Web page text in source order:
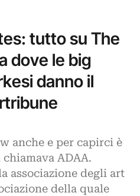
tutto su The
dove le big
danno il
anche e per capirci è
ADAA.
associazione degli art
della quale